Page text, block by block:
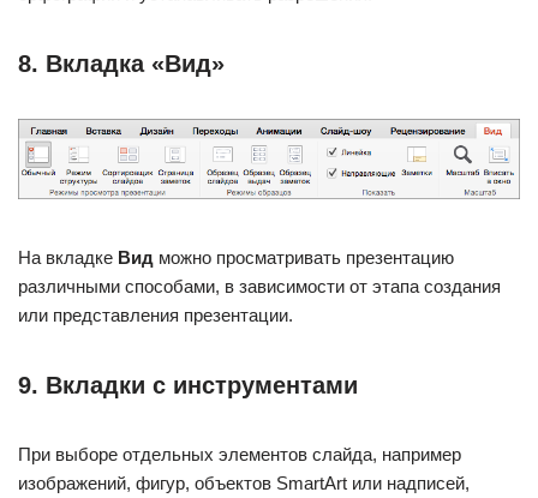
8. Вкладка «Вид»
На вкладке Вид можно просматривать презентацию
различными способами, в зависимости от этапа создания
или представления презентации.
9. Вкладки с инструментами
При выборе отдельных элементов слайда, например
изображений, фигур, объектов SmartArt или надписей,